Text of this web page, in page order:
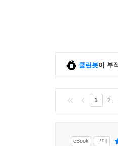
클린봇이 부
1 2
eBook 구매